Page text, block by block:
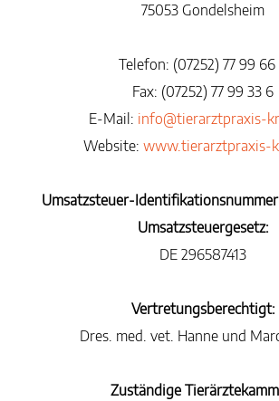
75053 Gondelsheim
Telefon: (07252) 77 99 66
Fax: (07252) 77 99 33 6
E-Mail: info@tierarztpraxis-
Website: www.tierarztpraxis-
Umsatzsteuer-Identifikationsnummer
Umsatzsteuergesetz:
DE 296587413
Vertretungsberechtigt:
Dres. med. vet. Hanne und
Zuständige